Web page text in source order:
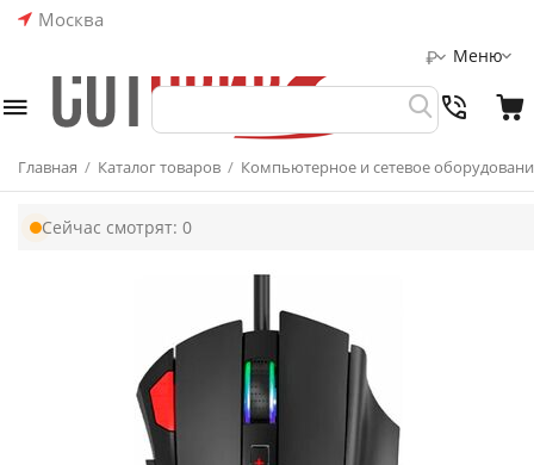
Москва
Меню
₽
Главная / Каталог товаров / Компьютерное и сетевое
Сейчас смотрят: 0